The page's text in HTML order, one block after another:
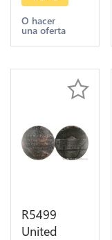
1/2 Penny
Anglesey
Druid
1795 ->
O hacer
una oferta
R5499
United